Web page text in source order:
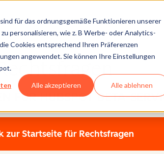
für das ordnungsgemäße Funktionieren unserer
personalisieren, wie z. B Werbe- oder Analytics-
Cookies entsprechend Ihren Präferenzen
angewendet. Sie können Ihre Einstellungen
Alle akzeptieren Alle ablehnen
FÜR HUBSPOT BETA-
zur Startseite für Rechtsfragen